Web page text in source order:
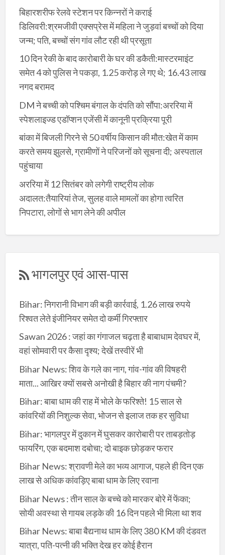
बिहारशरीफ रेलवे स्टेशन पर किन्नरों ने कराई
डिलिवरी:श्रमजीवी एक्सप्रेस में महिला ने जुड़वां बच्चों को दिया
जन्म; पति, बच्चों संग गांव लौट रही थी प्रसूता
10 दिन रेकी के बाद कारोबारी के घर की डकैती:मास्टरमाइंट
समेत 4 को पुलिस ने पकड़ा, 1.25 करोड़ ले गए थे; 16.43 लाख
नगद बरामद
DM ने बच्ची को पश्चिम बंगाल के दंपति को सौंपा:अररिया में
स्पेशलाइज्ड एडॉप्शन एजेंसी में कानूनी प्रक्रिया पूरी
बांका में बिजली गिरने से 50 वर्षीय किसान की मौत:खेत में काम
करते समय झुलसे, ग्रामीणों ने परिजनों को सूचना दी; अस्पताल
पहुंचाया
अररिया में 12 सितंबर को लगेगी राष्ट्रीय लोक
अदालत:तैयारियां तेज, सुलह वाले मामलों का होगा त्वरित
निपटारा, लोगों से भाग लेने की अपील
भागलपुर एवं आस-पास
Bihar: निगरानी विभाग की बड़ी कार्रवाई, 1.26 लाख रुपये
रिश्वत लेते इंजीनियर समेत दो कर्मी गिरफ्तार
Sawan 2026 : जहां का गंगाजल चढ़ता है बाबाधाम देवघर में,
वहां सोमवारी पर कैसा दृश्य; देखें तस्वीरें भी
Bihar News: शिव के गले का नाग, गांव-गांव की विषहरी
माता... आखिर क्यों सबसे अनोखी है बिहार की नाग पंचमी?
Bihar: बाबा धाम की राह में भोले के फरिश्ते! 15 साल से
कांवरियों की निशुल्क सेवा, भोजन से इलाज तक हर सुविधा
Bihar: भागलपुर में दुकान में घुसकर कारोबारी पर ताबड़तोड़
फायरिंग, एक बदमाश दबोचा; दो बाइक छोड़कर फरार
Bihar News: श्रावणी मेले का भव्य आगाज, पहले ही दिन एक
लाख से अधिक कांवड़िए बाबा धाम के लिए रवाना
Bihar News : तीन साल के बच्चे को मारकर बोरे में फेंका;
सोयी अवस्था से गायब लड़के की 16 दिन पहले भी मिला था शव
Bihar News: बाबा बैद्यनाथ धाम के लिए 380 KM की दंडवत
यात्रा, पति-पत्नी की भक्ति देख हर कोई हैरान